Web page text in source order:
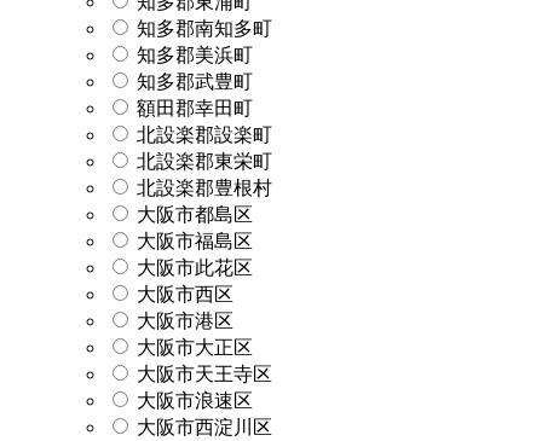
知多郡南知多町
知多郡美浜町
知多郡武豊町
額田郡幸田町
北設楽郡設楽町
北設楽郡東栄町
北設楽郡豊根村
大阪市都島区
大阪市福島区
大阪市此花区
大阪市西区
大阪市港区
大阪市大正区
大阪市天王寺区
大阪市浪速区
大阪市西淀川区